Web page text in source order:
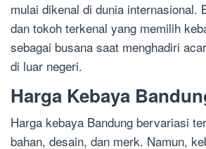
mulai dikenal di dunia internasional.
dan tokoh terkenal yang memilih
sebagai busana saat menghadiri
di luar negeri.
Harga Kebaya
Harga kebaya Bandung bervariasi
bahan, desain, dan merk. Namun,